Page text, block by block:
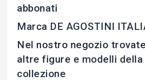
abbonati
Marca DE AGOSTINI
Nel nostro negozio
altre figure e modelli
collezione